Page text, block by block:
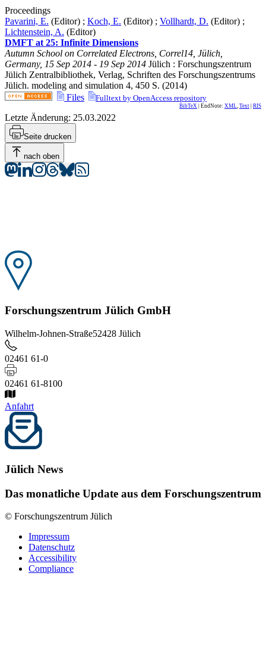
Proceedings
Pavarini, E. (Editor) ; Koch, E. (Editor) ; Vollhardt, D. (Editor) ;
Lichtenstein, A. (Editor)
DMFT at 25: Infinite Dimensions
Autumn School on Correlated Electrons Correl14 Jülich
Germany, 15 Sep 2014 - 19 Sep 2014 Jülich : Forschungszentrum
Jülich Zentralbibliothek, Verlag, Schriften des Forschungszentrums
Jülich. modeling and simulation 4, 450 S. (2014)
Files
Fulltext by OpenAccess repository
BibTeX | EndNote: XML Text RIS
Letzte Änderung: 25.03.2022
Seite drucken
nach oben
Forschungszentrum Jülich GmbH
Wilhelm-Johnen-Straße52428 Jülich
02461 61-0
02461 61-8100
Anfahrt
Jülich News
Das monatliche Update aus dem Forschungszentrum
© Forschungszentrum Jülich
Impressum
Datenschutz
Accessibility
Compliance